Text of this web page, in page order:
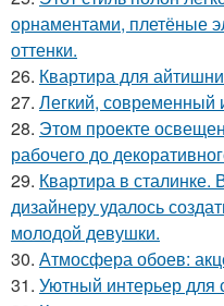
орнаментами, плетёные
оттенки.
26. Квартира для
27. Легкий, современный
28. Этом проекте
рабочего до
29. Квартира в сталинке.
дизайнеру удалось
молодой девушки.
30. Атмосфера обоев:
31. Уютный интерьер для